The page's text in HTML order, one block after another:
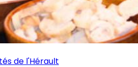
de l'Hérault